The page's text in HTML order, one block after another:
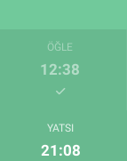
ÖĞLE
12:38
YATSI
21:08